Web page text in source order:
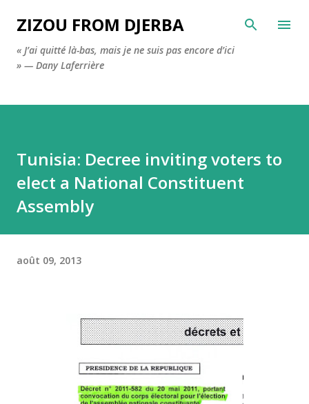
Accéder au contenu principal
ZIZOU FROM DJERBA
« J’ai quitté là-bas, mais je ne suis pas encore d’ici
» — Dany Laferrière
Tunisia: Decree inviting voters to
elect a National Constituent
Assembly
août 09, 2013